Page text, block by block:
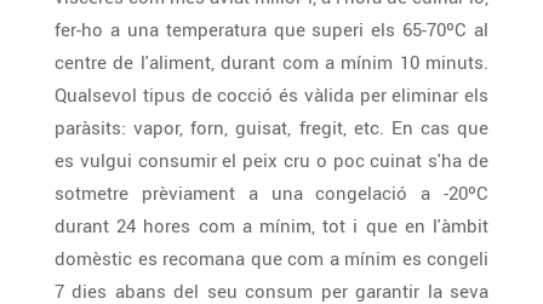
fer-ho a una temperatura que superi els 65-70ºC al
centre de l'aliment, durant com a mínim 10 minuts.
Qualsevol tipus de cocció és vàlida per eliminar els
paràsits: vapor, forn, guisat, fregit, etc. En cas que
es vulgui consumir el peix cru o poc cuinat s'ha de
sotmetre prèviament a una congelació a -20ºC
durant 24 hores com a mínim, tot i que en l'àmbit
domèstic es recomana que com a mínim es congeli
7 dies abans del seu consum per garantir la seva